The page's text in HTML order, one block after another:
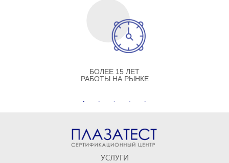
БОЛЕЕ 15 ЛЕТ
РАБОТЫ НА РЫНКЕ
УСЛУГИ